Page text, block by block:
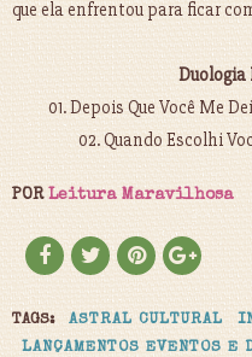
que ela enfrentou para ficar
01. Depois Que Você Me
02. Quando Escolhi
POR Leitura Maravilhosa
TAGS: ASTRAL CULTURAL
LANÇAMENTOS EVENTOS E